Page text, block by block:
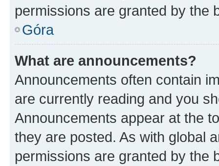
permissions are granted by the
Góra
What are announcements?
Announcements often contain
are currently reading and you
Announcements appear at the
they are posted. As with global
permissions are granted by the